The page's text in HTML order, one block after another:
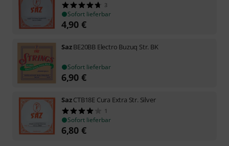
3
Sofort lieferbar
4,90 €
SazBE20BB Electro Buzuq Str. BK
Sofort lieferbar
6,90 €
SazCTB18E Cura Extra Str. Silver
1
Sofort lieferbar
6,80 €